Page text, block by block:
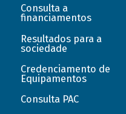
Consulta a
financiamentos
Resultados para a
sociedade
Credenciamento de
Equipamentos
Consulta PAC